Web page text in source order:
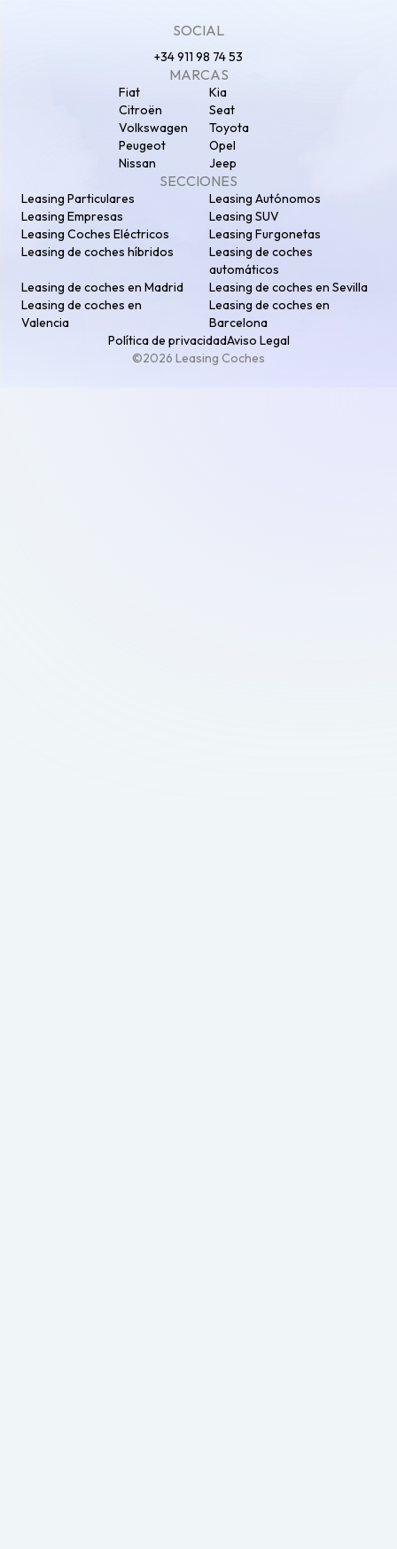
SOCIAL
+34 911 98 74 53
MARCAS
Fiat
Kia
Citroën
Seat
Volkswagen
Toyota
Peugeot
Opel
Nissan
Jeep
SECCIONES
Leasing Particulares
Leasing Autónomos
Leasing Empresas
Leasing SUV
Leasing Coches Eléctricos
Leasing Furgonetas
Leasing de coches híbridos
Leasing de coches
automáticos
Leasing de coches en Madrid
Leasing de coches en Sevilla
Leasing de coches en
Valencia
Leasing de coches en
Barcelona
Política de privacidadAviso Legal
©2026 Leasing Coches